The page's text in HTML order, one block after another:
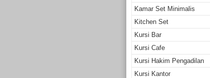
Kamar Set Minimalis
Kitchen Set
Kursi Bar
Kursi Cafe
Kursi Hakim Pengadilan
Kursi Kantor